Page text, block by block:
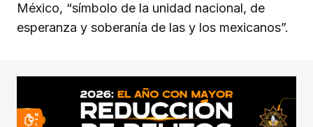
México, “símbolo de la unidad nacional, de
esperanza y soberanía de las y los mexicanos”.